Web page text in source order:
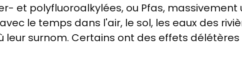
et polyfluoroalkylées, ou Pfas, massivement
le temps dans l'air, le sol, les eaux des
leur surnom. Certains ont des effets délétères